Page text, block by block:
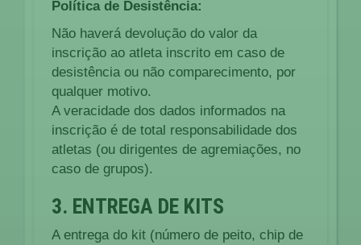
Política de Desistência:
Não haverá devolução do valor da
inscrição ao atleta inscrito em caso de
desistência ou não comparecimento, por
qualquer motivo.
A veracidade dos dados informados na
inscrição é de total responsabilidade dos
atletas (ou dirigentes de agremiações, no
caso de grupos).
3. ENTREGA DE KITS
A entrega do kit (número de peito, chip de